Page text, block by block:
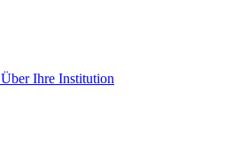
Über Ihre Institution